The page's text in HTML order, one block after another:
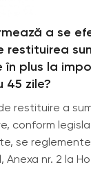
a se
restituirea
plus la
45 zile?
restituire a
conform
se
Anexa nr. 2 la